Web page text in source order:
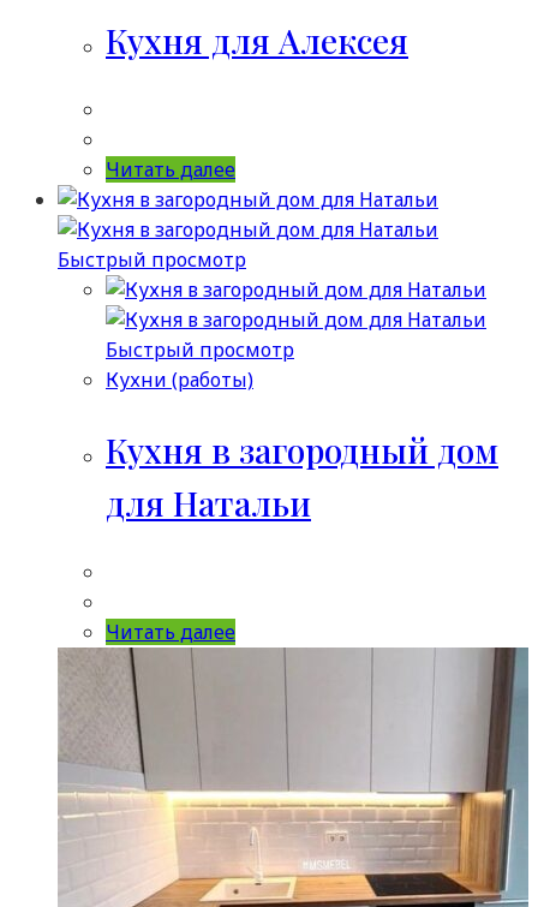
Кухня для Алексея
Читать далее
Быстрый просмотр
Быстрый просмотр
Кухни (работы)
Кухня в загородный дом
для Натальи
Читать далее